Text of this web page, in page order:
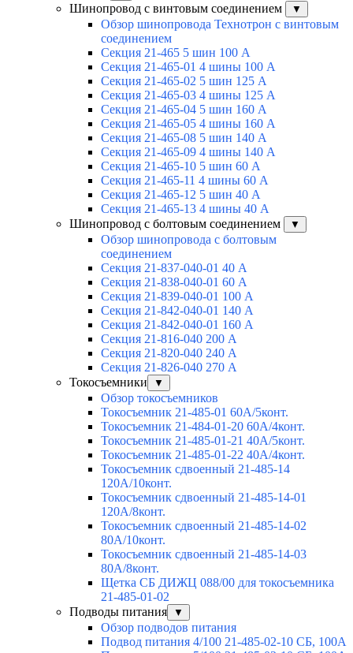
Шинопровод с винтовым соединением ▼
Обзор шинопровода Технотрон с винтовым
соединением
Секция 21-465 5 шин 100 А
Секция 21-465-01 4 шины 100 А
Секция 21-465-02 5 шин 125 А
Секция 21-465-03 4 шины 125 А
Секция 21-465-04 5 шин 160 А
Секция 21-465-05 4 шины 160 А
Секция 21-465-08 5 шин 140 А
Секция 21-465-09 4 шины 140 А
Секция 21-465-10 5 шин 60 А
Секция 21-465-11 4 шины 60 А
Секция 21-465-12 5 шин 40 А
Секция 21-465-13 4 шины 40 А
Шинопровод с болтовым соединением
▼
Обзор шинопровода с болтовым
соединением
Секция 21-837-040-01 40 А
Секция 21-838-040-01 60 А
Секция 21-839-040-01 100 А
Секция 21-842-040-01 140 А
Секция 21-842-040-01 160 А
Секция 21-816-040 200 А
Секция 21-820-040 240 А
Секция 21-826-040 270 А
Токосъемники
▼
Обзор токосъемников
Токосъемник 21-485-01 60А/5конт.
Токосъемник 21-484-01-20 60А/4конт.
Токосъемник 21-485-01-21 40А/5конт.
Токосъемник 21-485-01-22 40А/4конт.
Токосъемник сдвоенный 21-485-14
120А/10конт.
Токосъемник сдвоенный 21-485-14-01
120А/8конт.
Токосъемник сдвоенный 21-485-14-02
80А/10конт.
Токосъемник сдвоенный 21-485-14-03
80А/8конт.
Щетка СБ ДИЖЦ 088/00 для токосъемника
21-485-01-02
Подводы питания
▼
Обзор подводов питания
Подвод питания 4/100 21-485-02-10 СБ, 100А